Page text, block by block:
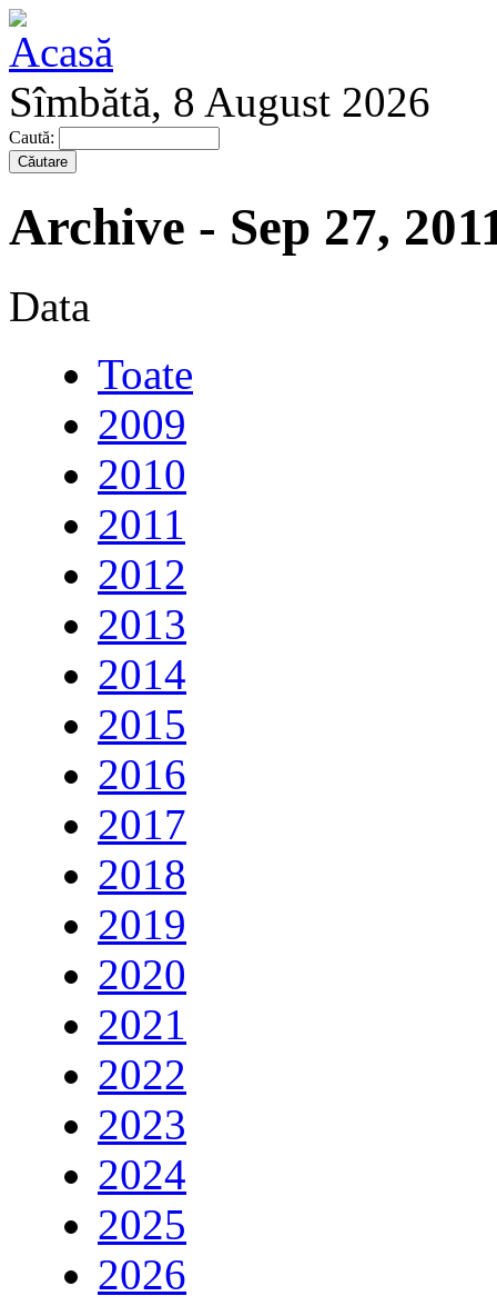
Sîmbătă, 8 August 2026
Caută:
Archive - Sep 27,
Data
Toate
2009
2010
2011
2012
2013
2014
2015
2016
2017
2018
2019
2020
2021
2022
2023
2024
2025
2026